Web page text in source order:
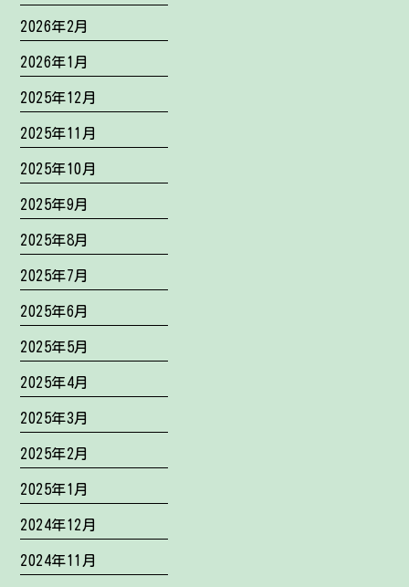
2026年2月
2026年1月
2025年12月
2025年11月
2025年10月
2025年9月
2025年8月
2025年7月
2025年6月
2025年5月
2025年4月
2025年3月
2025年2月
2025年1月
2024年12月
2024年11月